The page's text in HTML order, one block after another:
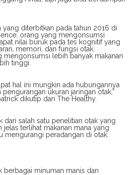
yang diterbitkan pada tahun 2016 di
orang yang mengonsumsi
nilai buruk pada tes kognitif yang
memori, dan fungsi otak.
mengonsumsi lebih banyak makanan
tinggi.
hal ini mungkin ada hubungannya
ukuran jaringan otak,”
dikutip dari The Healthy.
dari salah satu penelitian otak yang
terlihat makanan mana yang
mengurangi peradangan di otak.
berbagai minuman manis dan